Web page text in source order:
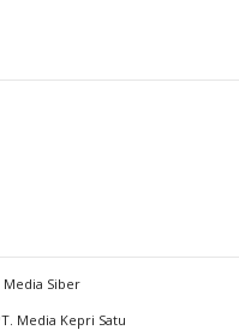
Siber
Media Kepri Satu